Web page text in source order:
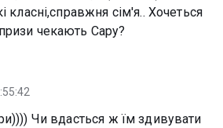
класні,справжня сім'я.. Хочеться
чекають Сару?
Чи вдасться ж їм здивувати